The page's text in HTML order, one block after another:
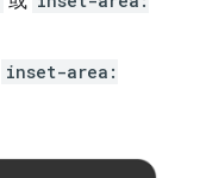
inset-area: